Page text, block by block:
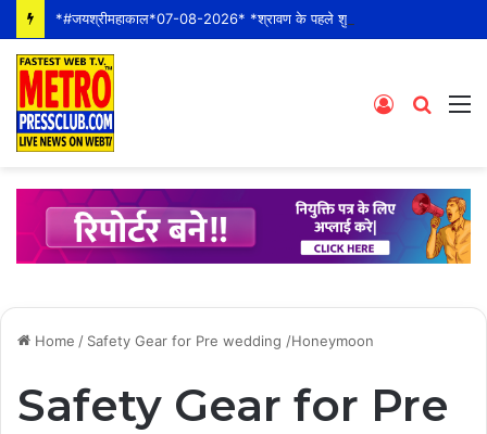
Search
Log
Home / Safety Gear for Pre wedding /Honeymoon
Safety Gear for Pre